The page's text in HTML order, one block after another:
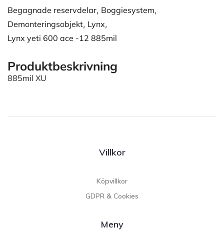
Begagnade reservdelar, Boggiesystem,
Demonteringsobjekt, Lynx,
Lynx yeti 600 ace -12 885mil
Produktbeskrivning
885mil XU
Villkor
Köpvillkor
GDPR & Cookies
Meny